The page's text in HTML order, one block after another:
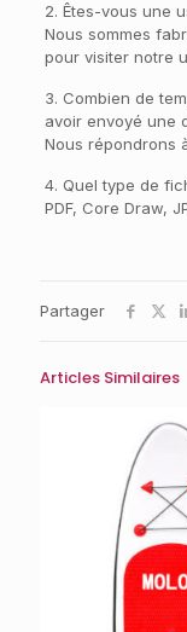
2. Êtes-vous une
Nous sommes
pour visiter notre
3. Combien de
avoir envoyé une
Nous répondrons
4. Quel type de
PDF, Core Draw,
Partager
Articles Similaires